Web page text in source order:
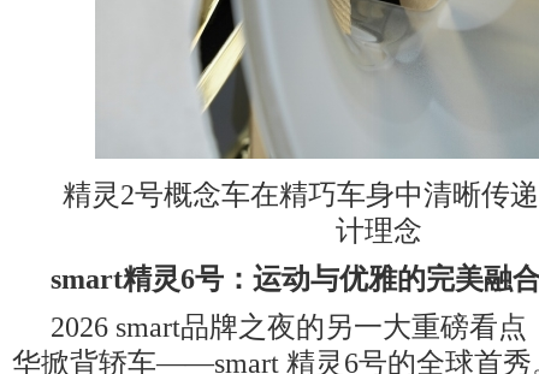
精灵2号概念车在精巧车身中清晰传
计理念
smart精灵6号：运动与优雅的完美融
2026 smart品牌之夜的另一大重磅看
华掀背轿车——smart 精灵6号的全球首秀